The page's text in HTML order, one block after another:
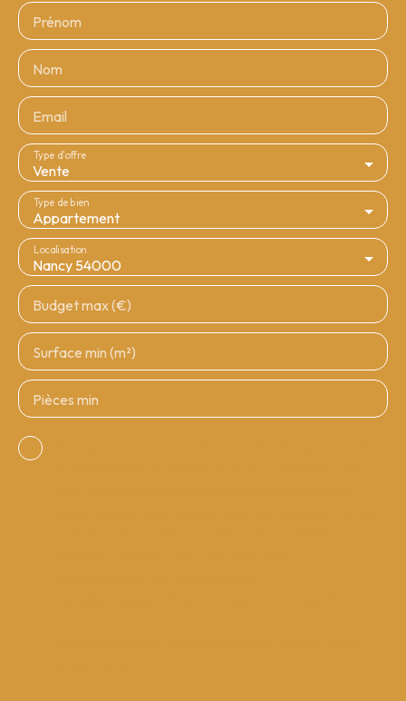
Prénom
Nom
Email
Vente
Type d'offre
Appartement
Type de bien
Nancy 54000
Localisation
Budget max (€)
Surface min (m²)
Pièces min